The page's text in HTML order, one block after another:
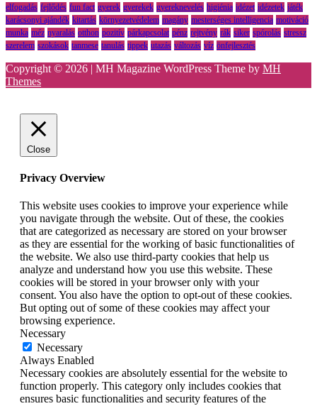
elfogadás fejlődés fun fact gyerek gyerekek gyereknevelés higiénia idézet idézetek játék
karácsonyi ajándék kitartás környezetvédelem magány mesterséges intelligencia motiváció
munka méz nyaralás otthon pozitív párkapcsolat pénz rejtvény rák siker spórolás stressz
szerelem szokások tanmese tanulás tippek utazás változás víz önfejlesztés
Copyright © 2026 | MH Magazine WordPress Theme by MH
Themes
Close
Privacy Overview
This website uses cookies to improve your experience while
you navigate through the website. Out of these, the cookies
that are categorized as necessary are stored on your browser
as they are essential for the working of basic functionalities of
the website. We also use third-party cookies that help us
analyze and understand how you use this website. These
cookies will be stored in your browser only with your
consent. You also have the option to opt-out of these cookies.
But opting out of some of these cookies may affect your
browsing experience.
Necessary
Necessary
Always Enabled
Necessary cookies are absolutely essential for the website to
function properly. This category only includes cookies that
ensures basic functionalities and security features of the